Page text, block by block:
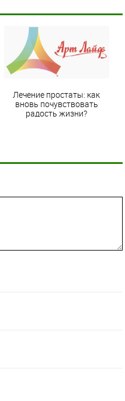
Лечение простаты: как
вновь почувствовать
радость жизни?